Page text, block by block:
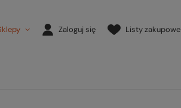
Zaloguj się Listy zakupowe